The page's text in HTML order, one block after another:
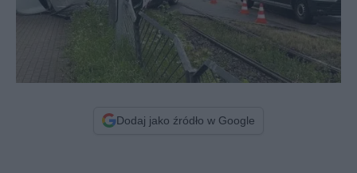
Dodaj jako źródło w Google